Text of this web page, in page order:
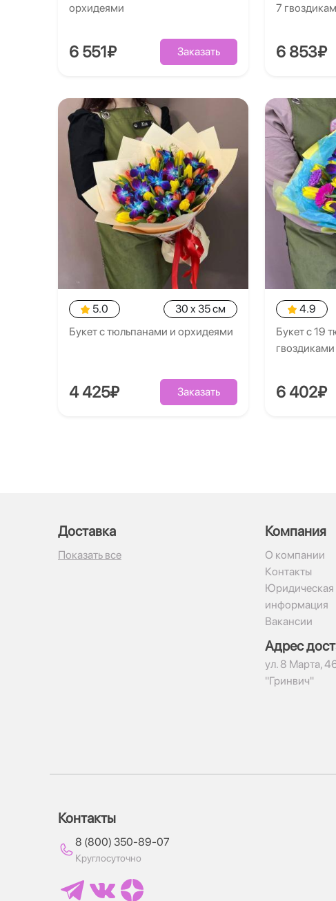
орхидеями
6 551₽ Заказать
7
6 853₽
5.0
30 x 35 см
Букет с тюльпанами и орхидеями
4 425₽ Заказать
4.9
Букет с 19
гвоздиками
6 402₽
Доставка
Показать все
Компания
О компании
Контакты
Юридическая
информация
Вакансии
Адрес
ул. 8 Марта,
"Гринвич"
Контакты
8 (800) 350-89-07
Круглосуточно